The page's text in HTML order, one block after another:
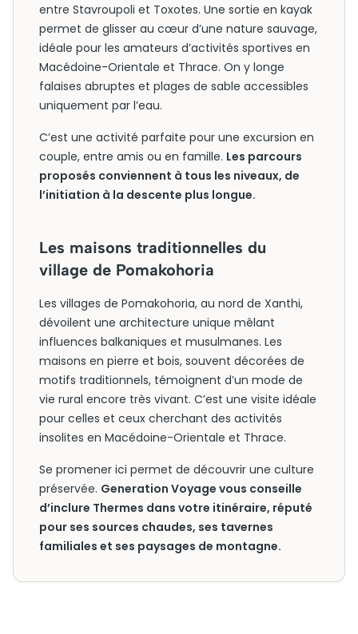
entre Stavroupoli et Toxotes. Une sortie en kayak
permet de glisser au cœur d’une nature sauvage,
idéale pour les amateurs d’activités sportives en
Macédoine-Orientale et Thrace. On y longe
falaises abruptes et plages de sable accessibles
uniquement par l’eau.
C’est une activité parfaite pour une excursion en
couple, entre amis ou en famille. Les parcours
proposés conviennent à tous les niveaux, de
l’initiation à la descente plus longue.
Les maisons traditionnelles du
village de Pomakohoria
Les villages de Pomakohoria, au nord de Xanthi,
dévoilent une architecture unique mêlant
influences balkaniques et musulmanes. Les
maisons en pierre et bois, souvent décorées de
motifs traditionnels, témoignent d’un mode de
vie rural encore très vivant. C’est une visite idéale
pour celles et ceux cherchant des activités
insolites en Macédoine-Orientale et Thrace.
Se promener ici permet de découvrir une culture
préservée. Generation Voyage vous conseille
d’inclure Thermes dans votre itinéraire, réputé
pour ses sources chaudes, ses tavernes
familiales et ses paysages de montagne.